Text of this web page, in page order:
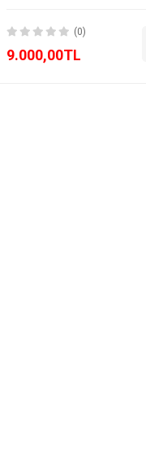
(0)
9.000,00TL